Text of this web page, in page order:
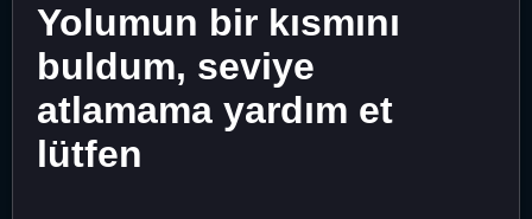
Yolumun bir kısmını
buldum, seviye
atlamama yardım et
lütfen